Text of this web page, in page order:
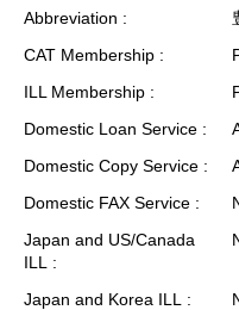
Abbreviation
CAT Membership
ILL Membership
Domestic Loan Service
Domestic Copy Service
Domestic FAX Service
Japan and US/Canada
ILL
Japan and Korea ILL